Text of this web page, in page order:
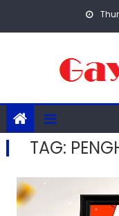
TAG: